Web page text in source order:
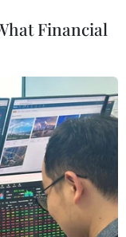
chuẩn mức
hai bánh có
ứng Euro
sử dụng
ứng Euro 3
sau ngày
dụng tiêu
Financial